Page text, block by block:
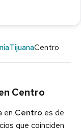
TijuanaCentro
Centro
en Centro es de
que coinciden